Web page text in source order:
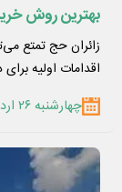
بهترین روش
زائران حج تمتع
اقدامات اولیه
چهارشنبه ۲۶ اردیبهشت ۱۴۰۳